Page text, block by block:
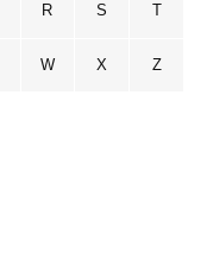
R S T
W X Z